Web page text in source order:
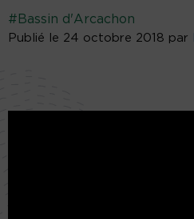
#Bassin d'Arcachon
Publié le 24 octobre 2018 par